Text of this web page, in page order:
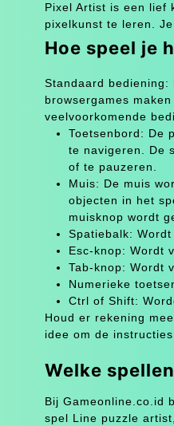
Pixel Artist is een lief
pixelkunst te leren.
Hoe speel je
Standaard
browsergames
veelvoorkomende
Toetsenbord: De
te navigeren. De
of te pauzeren.
Muis: De muis
objecten in het
muisknop wordt
Spatiebalk:
Esc-knop: Wordt
Tab-knop: Wordt
Numerieke
Ctrl of Shift:
Houd er rekening
idee om de
Welke
Bij Gameonline.co.id
spel Line puzzle